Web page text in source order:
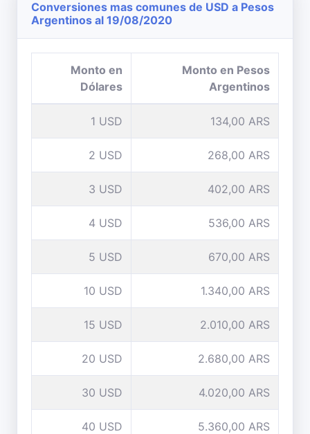
Conversiones mas comunes de USD a Pesos
Argentinos al 19/08/2020
Monto en
Dólares
Monto en Pesos
Argentinos
1 USD 134,00 ARS
2 USD 268,00 ARS
3 USD 402,00 ARS
4 USD 536,00 ARS
5 USD 670,00 ARS
10 USD 1.340,00 ARS
15 USD 2.010,00 ARS
20 USD 2.680,00 ARS
30 USD 4.020,00 ARS
40 USD 5.360,00 ARS